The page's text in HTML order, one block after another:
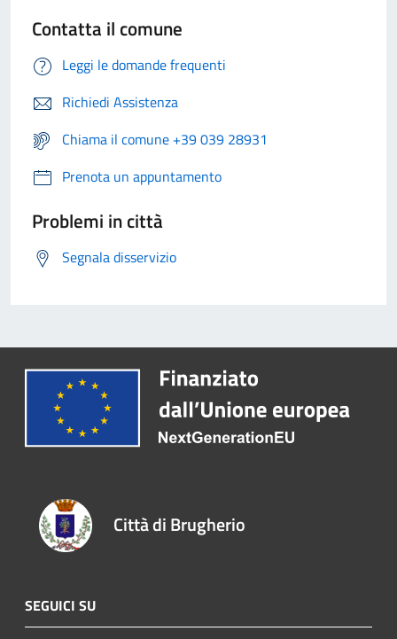
Contatta il comune
Leggi le domande frequenti
Richiedi Assistenza
Chiama il comune +39 039 28931
Prenota un appuntamento
Problemi in città
Segnala disservizio
Città di Brugherio
SEGUICI SU